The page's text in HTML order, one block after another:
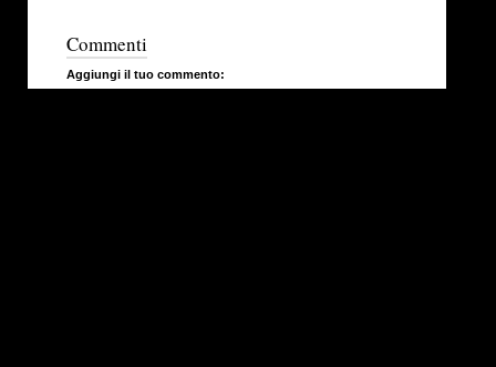
Commenti
Aggiungi il tuo commento: